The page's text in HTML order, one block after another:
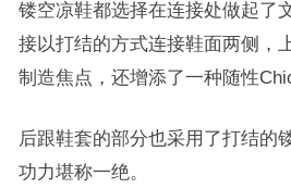
镂空凉鞋都选择在连接处做起了
接以打结的方式连接鞋面两侧，
制造焦点，还增添了一种随性Chic
后跟鞋套的部分也采用了打结的
功力堪称一绝。